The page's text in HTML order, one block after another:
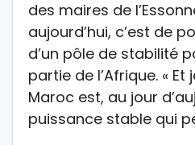
des maires de
aujourd’hui, c’est de
d’un pôle de stabilité
partie de l’Afrique. «
Maroc est, au jour
puissance stable qui